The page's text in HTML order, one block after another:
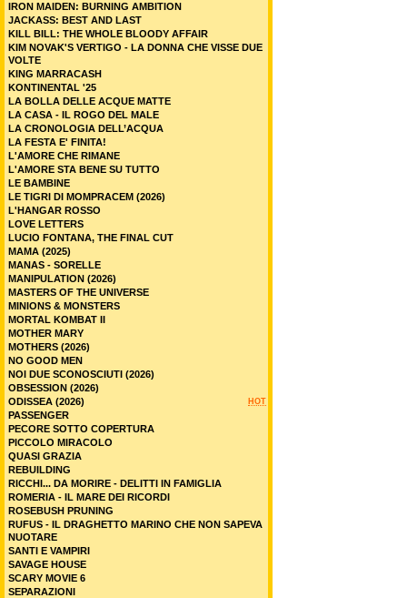
IRON MAIDEN: BURNING AMBITION
JACKASS: BEST AND LAST
KILL BILL: THE WHOLE BLOODY AFFAIR
KIM NOVAK'S VERTIGO - LA DONNA CHE VISSE DUE
VOLTE
KING MARRACASH
KONTINENTAL '25
LA BOLLA DELLE ACQUE MATTE
LA CASA - IL ROGO DEL MALE
LA CRONOLOGIA DELL’ACQUA
LA FESTA E' FINITA!
L'AMORE CHE RIMANE
L'AMORE STA BENE SU TUTTO
LE BAMBINE
LE TIGRI DI MOMPRACEM (2026)
L'HANGAR ROSSO
LOVE LETTERS
LUCIO FONTANA, THE FINAL CUT
MAMA (2025)
MANAS - SORELLE
MANIPULATION (2026)
MASTERS OF THE UNIVERSE
MINIONS & MONSTERS
MORTAL KOMBAT II
MOTHER MARY
MOTHERS (2026)
NO GOOD MEN
NOI DUE SCONOSCIUTI (2026)
OBSESSION (2026)
HOT
ODISSEA (2026)
PASSENGER
PECORE SOTTO COPERTURA
PICCOLO MIRACOLO
QUASI GRAZIA
REBUILDING
RICCHI... DA MORIRE - DELITTI IN FAMIGLIA
ROMERIA - IL MARE DEI RICORDI
ROSEBUSH PRUNING
RUFUS - IL DRAGHETTO MARINO CHE NON SAPEVA
NUOTARE
SANTI E VAMPIRI
SAVAGE HOUSE
SCARY MOVIE 6
SEPARAZIONI